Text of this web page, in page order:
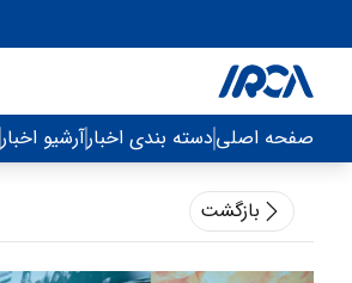
صفحه اصلیدسته بندی اخبارآرشیو اخبار
بازگشت